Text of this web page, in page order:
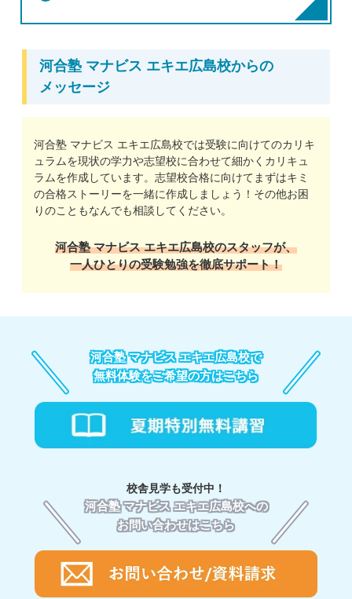
河合塾 マナビス エキエ広島校からの
メッセージ
河合塾 マナビス エキエ広島校では受験に向けてのカリキ
ュラムを現状の学力や志望校に合わせて細かくカリキュ
ラムを作成しています。志望校合格に向けてまずはキミ
の合格ストーリーを一緒に作成しましょう！その他お困
りのこともなんでも相談してください。
河合塾 マナビス エキエ広島校のスタッフが、
一人ひとりの受験勉強を徹底サポート！
校舎見学も受付中！
河合塾 マナビス エキエ広島校への
お問い合わせはこちら
河合塾 マナビス エキエ広島校で
無料体験をご希望の方はこちら